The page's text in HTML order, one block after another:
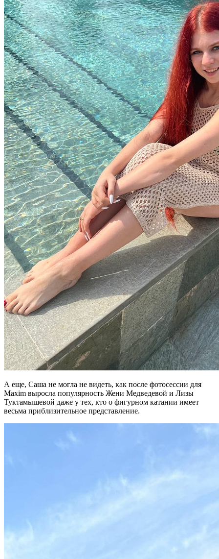
А еще, Саша не могла не видеть, как после фотосессии для
Maxim выросла популярность Жени Медведевой и Лизы
Туктамышевой даже у тех, кто о фигурном катании имеет
весьма приблизительное представление.